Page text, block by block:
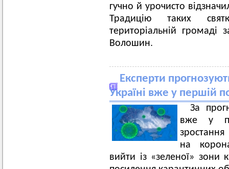
гучно й урочисто
Традицію таких
територіальній громаді
Волошин.
Експерти
Україні вже у першій
За
вже у
на
вийти із «зеленої» зони